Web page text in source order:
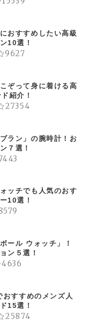
おすすめしたい高級
10選！
9627
ぞって身に着ける高
紹介！
27354
ラン」の腕時計！お
７選！
ッチでも人気のおす
10選！
ール ウォッチ」！
ン５選！
4636
すすめのメンズ人
15選！
25874